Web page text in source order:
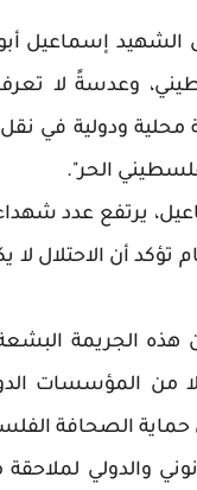
الشهيد
وعدسةً لا
ودولية في نقل
الحر".
تؤكد أن
هذه الجريمة
من المؤسسات
الصحافة
والدولي